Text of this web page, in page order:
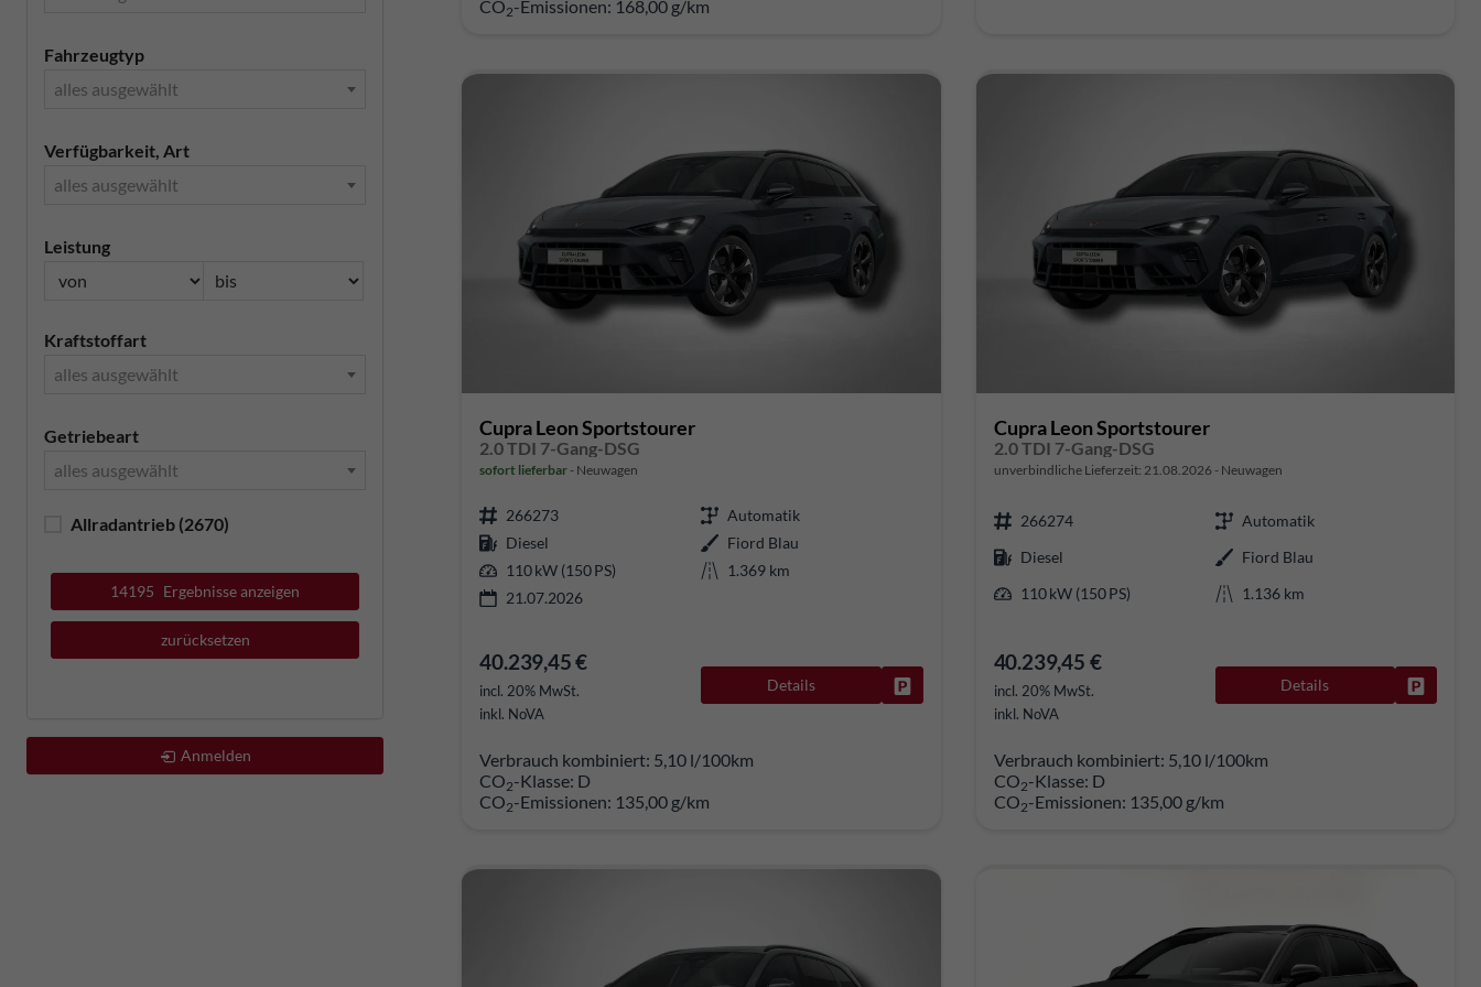
CO2-Emissionen: 168,00 g/km
Cupra Leon Sportstourer
2.0 TDI 7-Gang-DSG
sofort lieferbar Neuwagen
266273
Automatik
Diesel
Fiord Blau
110 kW (150 PS)
1.369 km
21.07.2026
40.239,45 €
incl. 20% MwSt.
inkl. NoVA
Details Fahrzeug parken
Verbrauch kombiniert: 5,10 l/100km
CO2-Klasse: D
CO2-Emissionen: 135,00 g/km
Cupra Leon Sportstourer
2.0 TDI 7-Gang-DSG
unverbindliche Lieferzeit: 21.08.2026 Neuwagen
266274
Automatik
Diesel
Fiord Blau
110 kW (150 PS)
1.136 km
40.239,45 €
incl. 20% MwSt.
inkl. NoVA
Details
Verbrauch kombiniert: 5,10 l/100km
CO2-Klasse: D
CO2-Emissionen: 135,00 g/km
Fahrzeugtyp
alles ausgewählt
Verfügbarkeit, Art
alles ausgewählt
Leistung
Kraftstoffart
alles ausgewählt
Getriebeart
alles ausgewählt
Allradantrieb (2670)
14195 Ergebnisse anzeigen
zurücksetzen
Anmelden